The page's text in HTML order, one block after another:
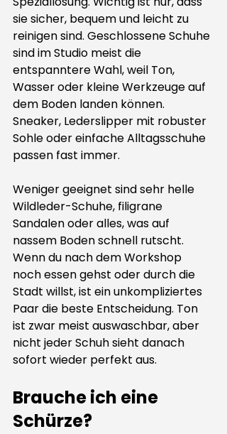
sie sicher, bequem und leicht zu
reinigen sind. Geschlossene Schuhe
sind im Studio meist die
entspanntere Wahl, weil Ton,
Wasser oder kleine Werkzeuge auf
dem Boden landen können.
Sneaker, Lederslipper mit robuster
Sohle oder einfache Alltagsschuhe
passen fast immer.
Weniger geeignet sind sehr helle
Wildleder-Schuhe, filigrane
Sandalen oder alles, was auf
nassem Boden schnell rutscht.
Wenn du nach dem Workshop
noch essen gehst oder durch die
Stadt willst, ist ein unkompliziertes
Paar die beste Entscheidung. Ton
ist zwar meist auswaschbar, aber
nicht jeder Schuh sieht danach
sofort wieder perfekt aus.
Brauche ich eine
Schürze?